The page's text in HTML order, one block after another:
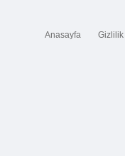
Anasayfa Gizlilik